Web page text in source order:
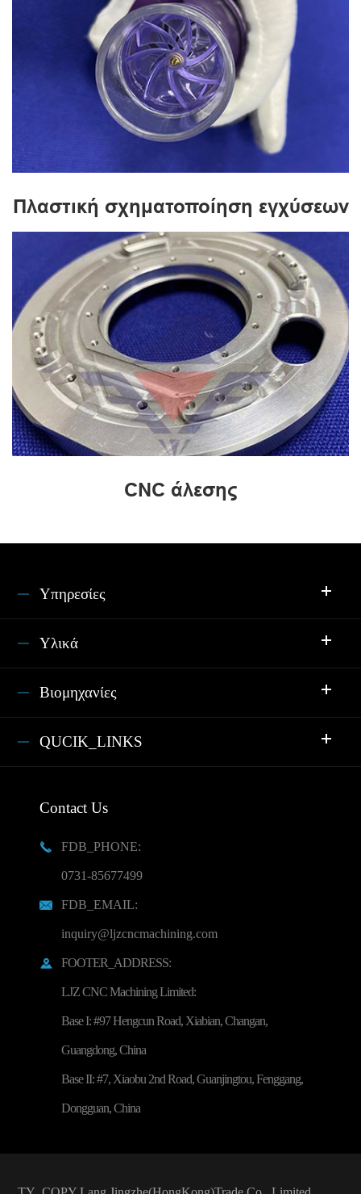
Πλαστική σχηματοποίηση εγχύσεων
CNC άλεσης
Υπηρεσίες
Υλικά
Βιομηχανίες
QUCIK_LINKS
Contact Us

FDB_PHONE:
0731-85677499

FDB_EMAIL:
inquiry@ljzcncmachining.com

FOOTER_ADDRESS:
LJZ CNC Machining Limited:
Base I: #97 Hengcun Road, Xiabian, Changan,
Guangdong, China
Base II: #7, Xiaobu 2nd Road, Guanjingtou, Fenggang,
Dongguan, China